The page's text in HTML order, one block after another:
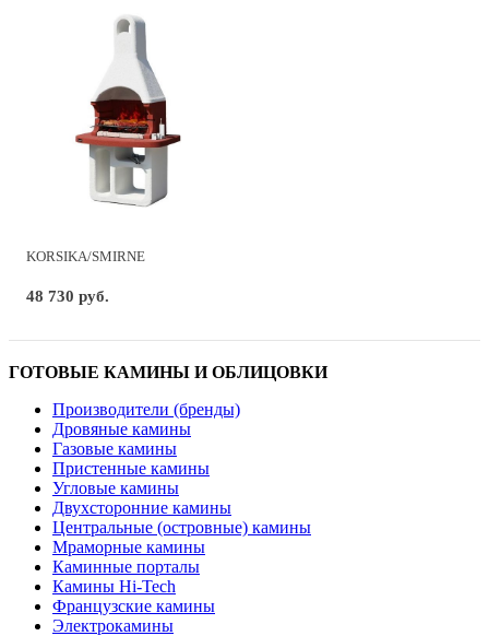
KORSIKA/SMIRNE
48 730 руб.
ГОТОВЫЕ КАМИНЫ И ОБЛИЦОВКИ
Производители (бренды)
Дровяные камины
Газовые камины
Пристенные камины
Угловые камины
Двухсторонние камины
Центральные (островные) камины
Мраморные камины
Каминные порталы
Камины Hi-Tech
Французские камины
Электрокамины